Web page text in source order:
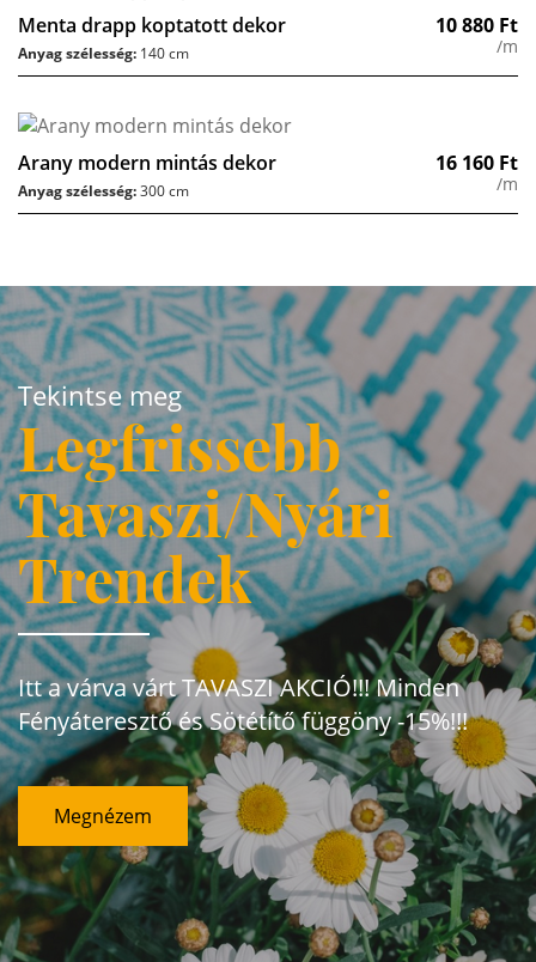
Menta drapp koptatott dekor 10 880 Ft
/m
Anyag szélesség: 140 cm
Arany modern mintás dekor 16 160 Ft
/m
Anyag szélesség:300 cm
Tekintse meg
Legfrissebb
Tavaszi/Nyári
Trendek
Itt a várva várt TAVASZI AKCIÓ!!! Minden
Fényáteresztő és Sötétítő függöny -15%!!!
Megnézem